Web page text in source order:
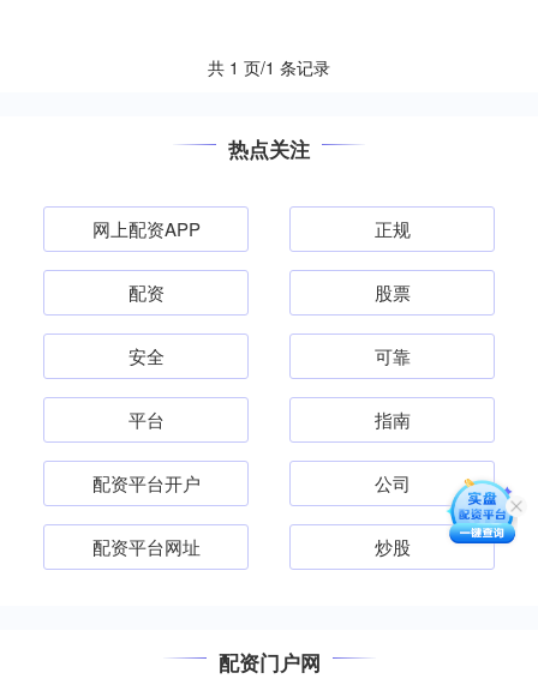
共 1 页/1 条记录
热点关注
网上配资APP 正规
配资 股票
安全 可靠
平台 指南
配资平台开户 公司
配资平台网址 炒股
配资门户网